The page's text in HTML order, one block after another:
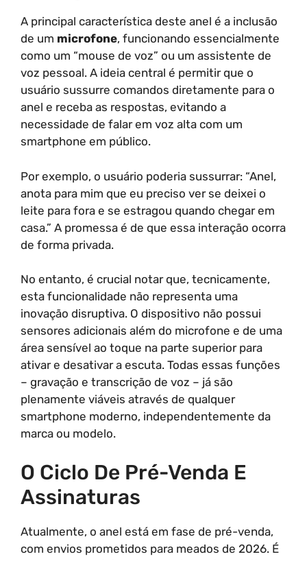
A principal característica deste anel é a inclusão
de um microfone, funcionando essencialmente
como um “mouse de voz” ou um assistente de
voz pessoal. A ideia central é permitir que o
usuário sussurre comandos diretamente para o
anel e receba as respostas, evitando a
necessidade de falar em voz alta com um
smartphone em público.
Por exemplo, o usuário poderia sussurrar: “Anel,
anota para mim que eu preciso ver se deixei o
leite para fora e se estragou quando chegar em
casa.” A promessa é de que essa interação ocorra
de forma privada.
No entanto, é crucial notar que, tecnicamente,
esta funcionalidade não representa uma
inovação disruptiva. O dispositivo não possui
sensores adicionais além do microfone e de uma
área sensível ao toque na parte superior para
ativar e desativar a escuta. Todas essas funções
– gravação e transcrição de voz – já são
plenamente viáveis através de qualquer
smartphone moderno, independentemente da
marca ou modelo.
O Ciclo De Pré-Venda E
Assinaturas
Atualmente, o anel está em fase de pré-venda,
com envios prometidos para meados de 2026. É